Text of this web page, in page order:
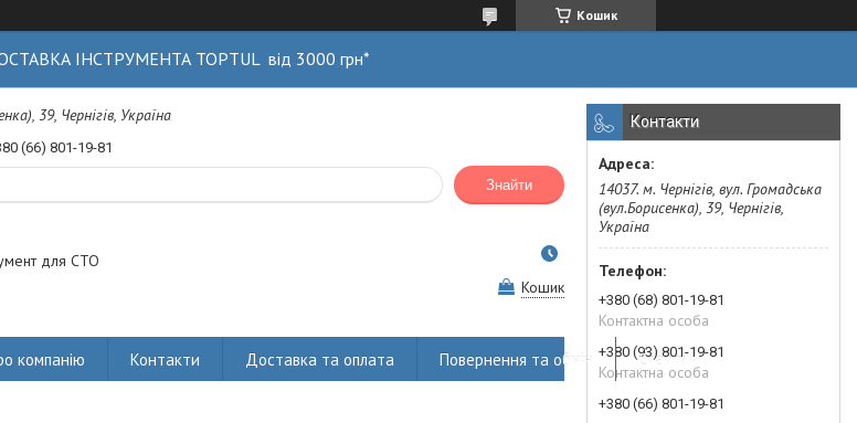
Кошик
ІНСТРУМЕНТА TOPTUL від 3000 грн*
39, Чернігів, Україна
(66) 801-19-81
Знайти
для СТО
Кошик
компанію Контакти Доставка та оплата Повернення та обмін Статті
Контакти
14037. м. Чернігів, вул. Громадська
(вул.Борисенка), 39, Чернігів,
Україна
+380 (68) 801-19-81
Контактна особа
+380 (93) 801-19-81
Контактна особа
+380 (66) 801-19-81